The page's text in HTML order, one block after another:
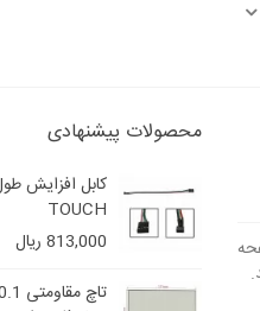
محصولات پیشنهادی
TOUCH
813,000 ریال